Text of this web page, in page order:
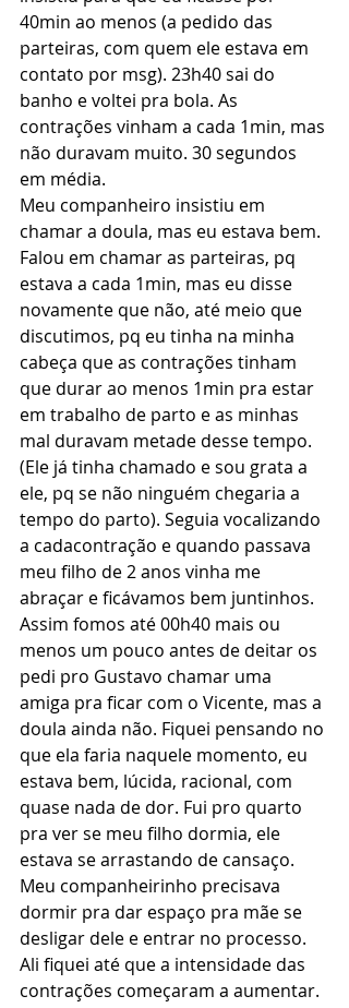
40min ao menos (a pedido das
parteiras, com quem ele estava em
contato por msg). 23h40 sai do
banho e voltei pra bola. As
contrações vinham a cada 1min, mas
não duravam muito. 30 segundos
em média.
Meu companheiro insistiu em
chamar a doula, mas eu estava bem.
Falou em chamar as parteiras, pq
estava a cada 1min, mas eu disse
novamente que não, até meio que
discutimos, pq eu tinha na minha
cabeça que as contrações tinham
que durar ao menos 1min pra estar
em trabalho de parto e as minhas
mal duravam metade desse tempo.
(Ele já tinha chamado e sou grata a
ele, pq se não ninguém chegaria a
tempo do parto). Seguia vocalizando
a cadacontração e quando passava
meu filho de 2 anos vinha me
abraçar e ficávamos bem juntinhos.
Assim fomos até 00h40 mais ou
menos um pouco antes de deitar os
pedi pro Gustavo chamar uma
amiga pra ficar com o Vicente, mas a
doula ainda não. Fiquei pensando no
que ela faria naquele momento, eu
estava bem, lúcida, racional, com
quase nada de dor. Fui pro quarto
pra ver se meu filho dormia, ele
estava se arrastando de cansaço.
Meu companheirinho precisava
dormir pra dar espaço pra mãe se
desligar dele e entrar no processo.
Ali fiquei até que a intensidade das
contrações começaram a aumentar.